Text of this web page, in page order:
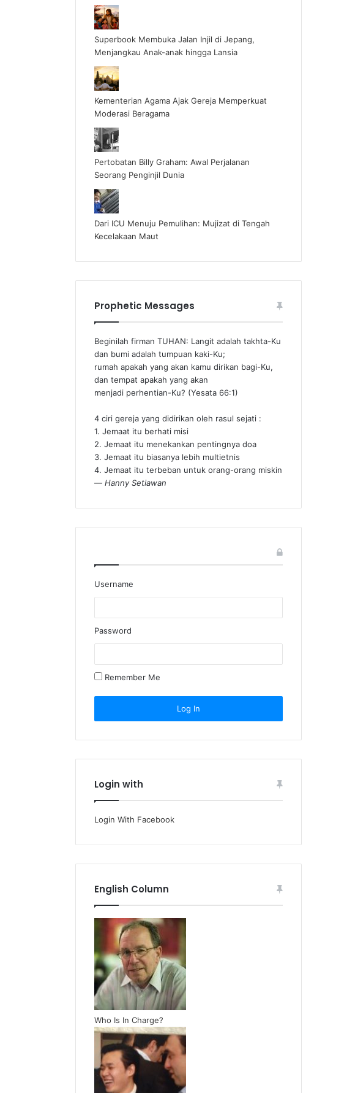
Superbook Membuka Jalan Injil di Jepang,
Menjangkau Anak-anak hingga Lansia
Kementerian Agama Ajak Gereja Memperkuat
Moderasi Beragama
Pertobatan Billy Graham: Awal Perjalanan
Seorang Penginjil Dunia
Dari ICU Menuju Pemulihan: Mujizat di Tengah
Kecelakaan Maut
Prophetic Messages
Beginilah firman TUHAN: Langit adalah takhta-Ku
dan bumi adalah tumpuan kaki-Ku;
rumah apakah yang akan kamu dirikan bagi-Ku,
dan tempat apakah yang akan
menjadi perhentian-Ku? (Yesata 66:1) ‪
4 ciri gereja yang didirikan oleh rasul sejati :
1. Jemaat itu berhati misi
2. Jemaat itu menekankan pentingnya doa
3. Jemaat itu biasanya lebih multietnis
4. Jemaat itu terbeban untuk orang-orang miskin
—Hanny Setiawan
Username
Password
Remember Me
Login with
Login With Facebook
English Column
Who Is In Charge?